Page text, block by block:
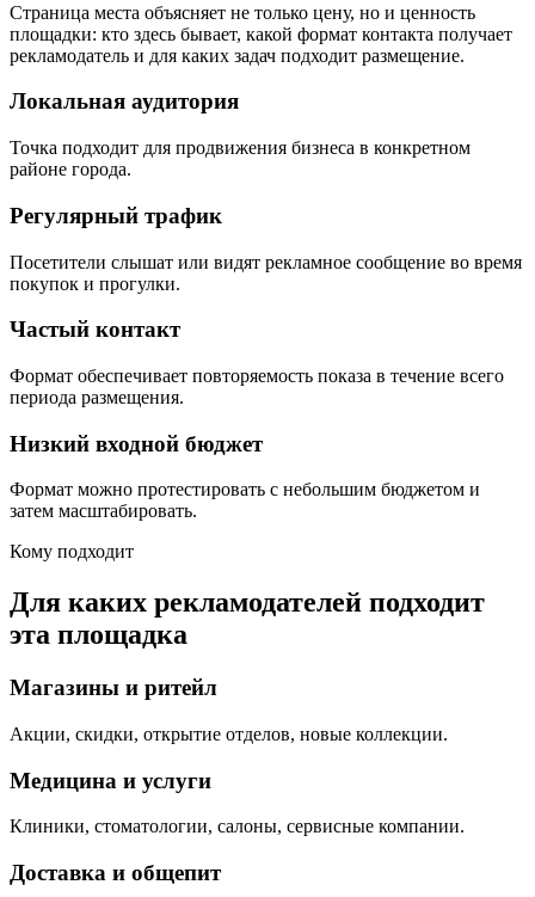
Страница места объясняет не только цену, но и ценность
площадки: кто здесь бывает, какой формат контакта получает
рекламодатель и для каких задач подходит размещение.
Локальная аудитория
Точка подходит для продвижения бизнеса в конкретном
районе города.
Регулярный трафик
Посетители слышат или видят рекламное сообщение во время
покупок и прогулки.
Частый контакт
Формат обеспечивает повторяемость показа в течение всего
периода размещения.
Низкий входной бюджет
Формат можно протестировать с небольшим бюджетом и
затем масштабировать.
Кому подходит
Для каких рекламодателей подходит
эта площадка
Магазины и ритейл
Акции, скидки, открытие отделов, новые коллекции.
Медицина и услуги
Клиники, стоматологии, салоны, сервисные компании.
Доставка и общепит